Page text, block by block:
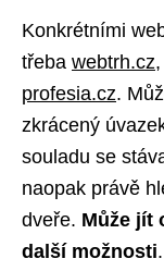
Konkrétními
třeba webtrh.cz
profesia.cz.
zkrácený
souladu se
naopak právě
dveře. Může jít
další možnosti